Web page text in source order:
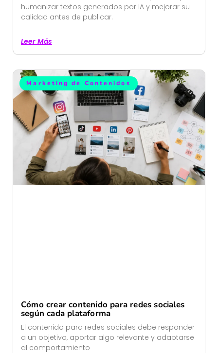
humanizar textos generados por IA y mejorar su
calidad antes de publicar.
Leer Más
Marketing de Contenidos
Cómo crear contenido para redes sociales
según cada plataforma
El contenido para redes sociales debe responder
a un objetivo, aportar algo relevante y adaptarse
al comportamiento